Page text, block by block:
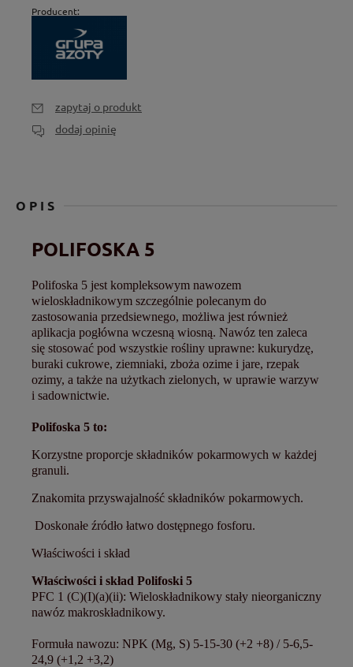
Producent:
zapytaj o produkt
dodaj opinię
OPIS
POLIFOSKA 5
Polifoska 5 jest kompleksowym nawozem
wieloskładnikowym szczególnie polecanym do
zastosowania przedsiewnego, możliwa jest również
aplikacja pogłówna wczesną wiosną. Nawóz ten zaleca
się stosować pod wszystkie rośliny uprawne: kukurydzę,
buraki cukrowe, ziemniaki, zboża ozime i jare, rzepak
ozimy, a także na użytkach zielonych, w uprawie warzyw
i sadownictwie.
Polifoska 5 to:
Korzystne proporcje składników pokarmowych w każdej
granuli.
Znakomita przyswajalność składników pokarmowych.
Doskonałe źródło łatwo dostępnego fosforu.
Właściwości i skład
Właściwości i skład Polifoski 5
PFC 1 (C)(I)(a)(ii): Wieloskładnikowy stały nieorganiczny
nawóz makroskładnikowy.
Formuła nawozu: NPK (Mg, S) 5-15-30 (+2 +8) / 5-6,5-
24,9 (+1,2 +3,2)